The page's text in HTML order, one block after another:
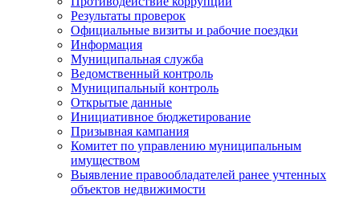
Результаты проверок
Официальные визиты и рабочие поездки
Информация
Муниципальная служба
Ведомственный контроль
Муниципальный контроль
Открытые данные
Инициативное бюджетирование
Призывная кампания
Комитет по управлению муниципальным
имуществом
Выявление правообладателей ранее учтенных
объектов недвижимости